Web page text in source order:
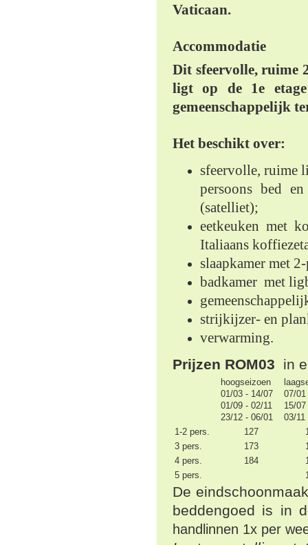
Vaticaan.
Accommodatie
Dit sfeervolle, ruime
ligt op de 1e
gemeenschappelijk
Het beschikt over:
sfeervolle, ruime
persoons bed
(satelliet);
eetkeuken met
Italiaans
slaapkamer met
badkamer met
strijkijzer- en
verwarming.
Prijzen ROM03 in
hoogseizoen
01/03 - 14/07
01/09 - 02/11
23/12 - 06/01
07/
15/
03/
1-2 pers.
127
3 pers.
173
4 pers.
184
5 pers.
De
beddengoed is in
handlinnen 1x per